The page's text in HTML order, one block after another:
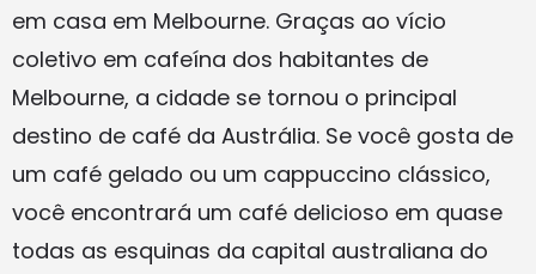
em casa em Melbourne. Graças ao vício
coletivo em cafeína dos habitantes de
Melbourne, a cidade se tornou o principal
destino de café da Austrália. Se você gosta de
um café gelado ou um cappuccino clássico,
você encontrará um café delicioso em quase
todas as esquinas da capital australiana do